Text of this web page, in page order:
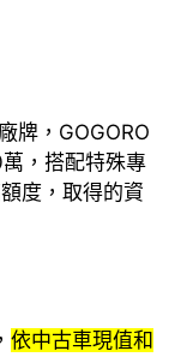
牌，GOGORO
，搭配特殊專
度，取得的資
依中古車現值和